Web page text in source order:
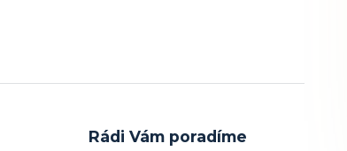
Rádi Vám poradíme